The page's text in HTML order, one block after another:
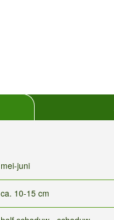
mei-juni
ca. 10-15 cm